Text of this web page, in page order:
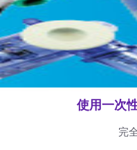
使用一次
完